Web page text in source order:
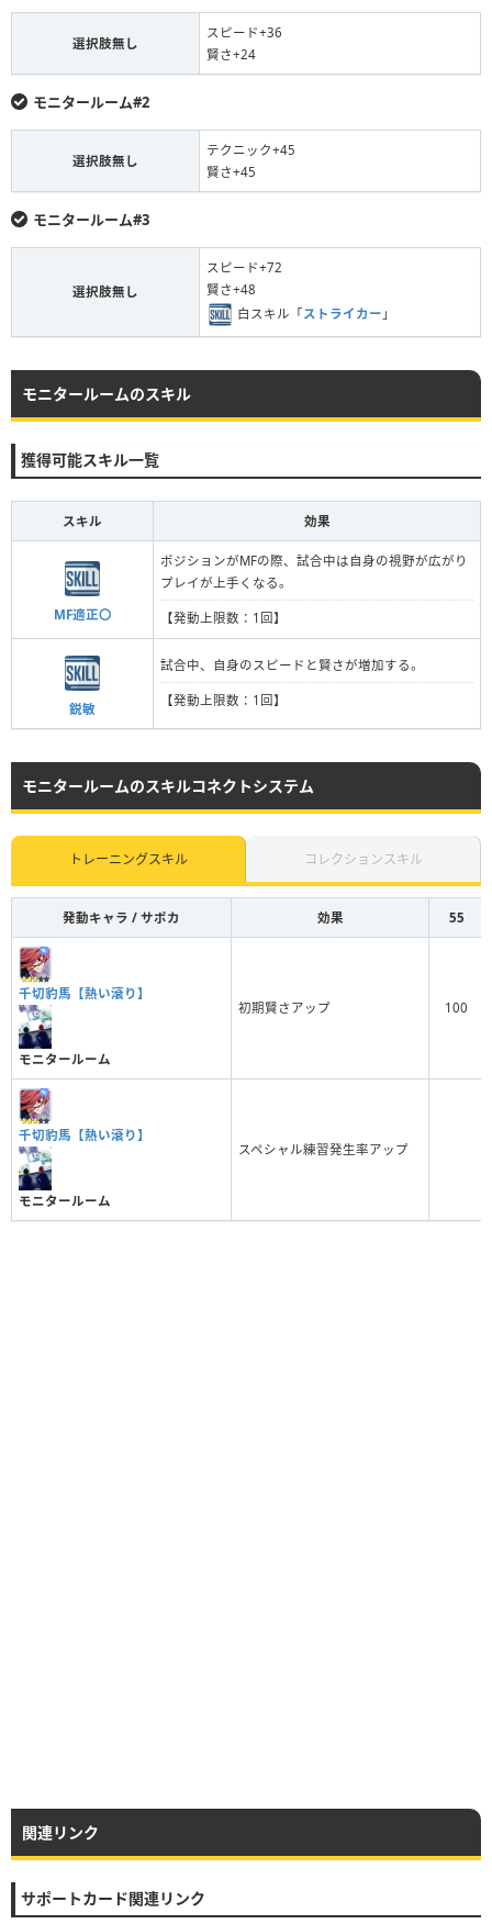
選択肢無し
スピード+36
賢さ+24
モニタールーム#2
選択肢無し
テクニック+45
賢さ+45
モニタールーム#3
選択肢無し
スピード+72
賢さ+48
白スキル「 ストライカー 」
モニタールームのスキル
獲得可能スキル一覧
スキル 効果
MF適正〇
ポジションがMFの際、試合中は自身の視野が広がり
プレイが上手くなる。
【発動上限数：1回】
鋭敏
試合中、自身のスピードと賢さが増加する。
【発動上限数：1回】
モニタールームのスキルコネクトシステム
トレーニングスキル コレクションスキル
発動キャラ / サポカ 効果 55
千切豹馬【熱い滾り】
モニタールーム
初期賢さアップ 100
千切豹馬【熱い滾り】
モニタールーム
スペシャル練習発生率アップ
関連リンク
サポートカード関連リンク